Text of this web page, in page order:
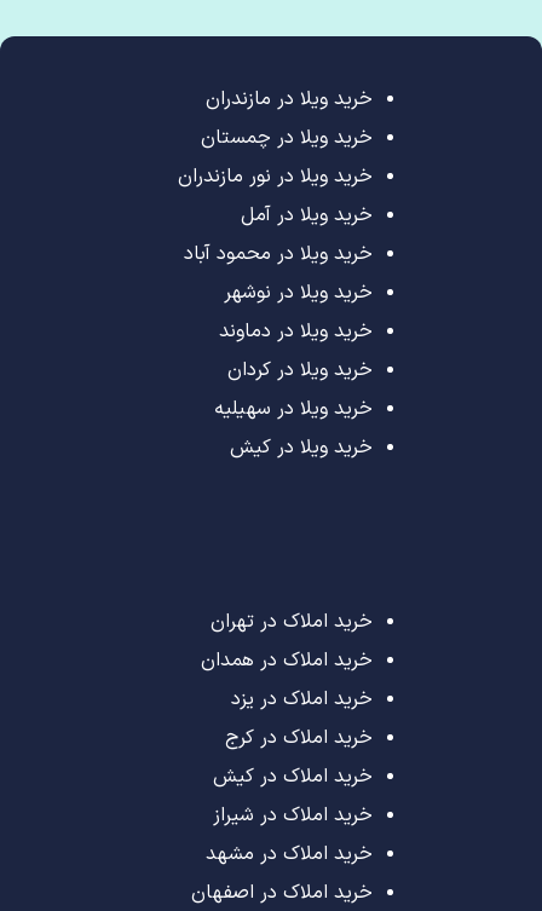
خرید ویلا در مازندران
خرید ویلا در چمستان
خرید ویلا در نور مازندران
خرید ویلا در آمل
خرید ویلا در محمود آباد
خرید ویلا در نوشهر
خرید ویلا در دماوند
خرید ویلا در کردان
خرید ویلا در سهیلیه
خرید ویلا در کیش
خرید املاک در تهران
خرید املاک در همدان
خرید املاک در یزد
خرید املاک در کرج
خرید املاک در کیش
خرید املاک در شیراز
خرید املاک در مشهد
خرید املاک در اصفهان